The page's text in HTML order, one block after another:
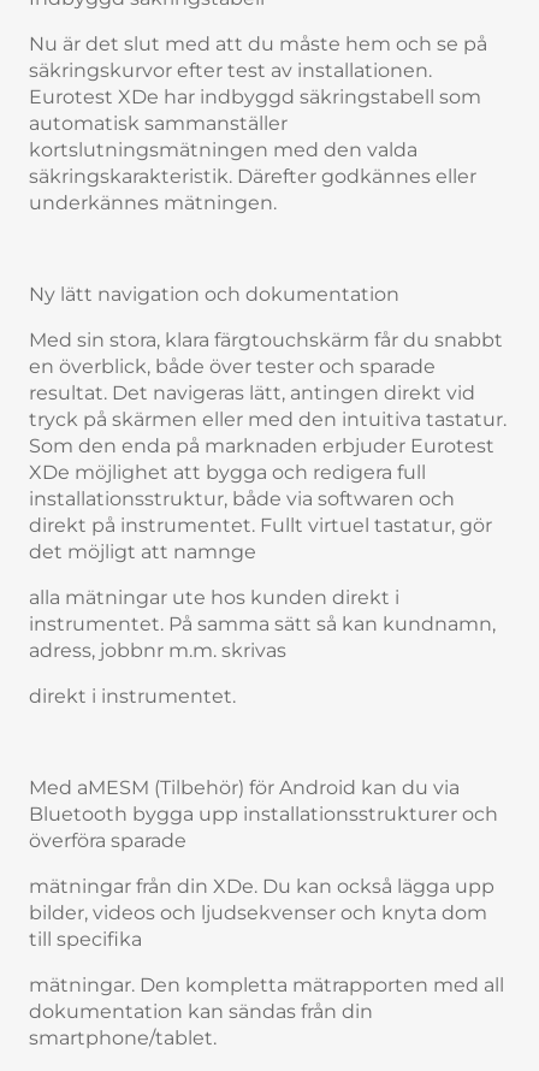
Nu är det slut med att du måste hem och se på
säkringskurvor efter test av installationen.
Eurotest XDe har indbyggd säkringstabell som
automatisk sammanställer
kortslutningsmätningen med den valda
säkringskarakteristik. Därefter godkännes eller
underkännes mätningen.
Ny lätt navigation och dokumentation
Med sin stora, klara färgtouchskärm får du snabbt
en överblick, både över tester och sparade
resultat. Det navigeras lätt, antingen direkt vid
tryck på skärmen eller med den intuitiva tastatur.
Som den enda på marknaden erbjuder Eurotest
XDe möjlighet att bygga och redigera full
installationsstruktur, både via softwaren och
direkt på instrumentet. Fullt virtuel tastatur, gör
det möjligt att namnge
alla mätningar ute hos kunden direkt i
instrumentet. På samma sätt så kan kundnamn,
adress, jobbnr m.m. skrivas
direkt i instrumentet.
Med aMESM (Tilbehör) för Android kan du via
Bluetooth bygga upp installationsstrukturer och
överföra sparade
mätningar från din XDe. Du kan också lägga upp
bilder, videos och ljudsekvenser och knyta dom
till specifika
mätningar. Den kompletta mätrapporten med all
dokumentation kan sändas från din
smartphone/tablet.